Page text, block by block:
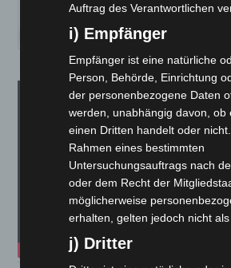
Auftrag des Verantwortlichen
i) Empfänger
Empfänger ist eine natürliche
Person, Behörde, Einrichtung
der personenbezogene Daten
werden, unabhängig davon, ob
einen Dritten handelt oder
Rahmen eines bestimmten
Untersuchungsauftrags nach
oder dem Recht der
möglicherweise
erhalten, gelten jedoch nicht als
j) Dritter